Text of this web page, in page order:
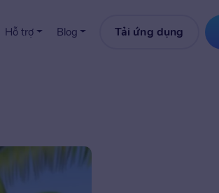
Hỗ trợ Blog Tải ứng dụng